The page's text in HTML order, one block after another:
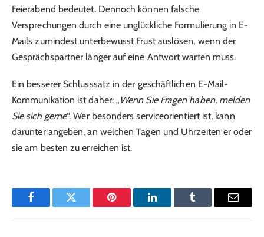
Feierabend bedeutet. Dennoch können falsche
Versprechungen durch eine unglückliche Formulierung in E-
Mails zumindest unterbewusst Frust auslösen, wenn der
Gesprächspartner länger auf eine Antwort warten muss.
Ein besserer Schlusssatz in der geschäftlichen E-Mail-
Kommunikation ist daher: „Wenn Sie Fragen haben, melden
Sie sich gerne“. Wer besonders serviceorientiert ist, kann
darunter angeben, an welchen Tagen und Uhrzeiten er oder
sie am besten zu erreichen ist.
FacebookTwitter Pinterest LinkedInTumblr Email